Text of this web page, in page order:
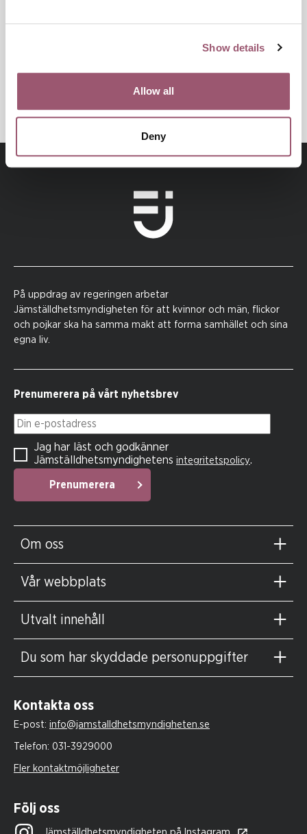
Show details
Allow all
Deny
På uppdrag av regeringen arbetar
Jämställdhetsmyndigheten för att kvinnor och män, flickor
och pojkar ska ha samma makt att forma samhället och sina
egna liv.
Prenumerera på vårt nyhetsbrev
Din e-postadress
Prenumerera
Jag har läst och godkänner
Jämställdhetsmyndighetens integritetspolicy.
Om oss
Vår webbplats
Utvalt innehåll
Du som har skyddade personuppgifter
Kontakta oss
E-post: info@jamstalldhetsmyndigheten.se
Telefon: 031-3929000
Fler kontaktmöjligheter
Följ oss